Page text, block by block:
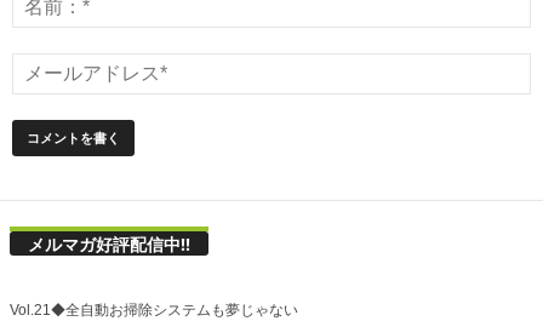
メルマガ好評配信中!!
Vol.21◆全自動お掃除システムも夢じゃない